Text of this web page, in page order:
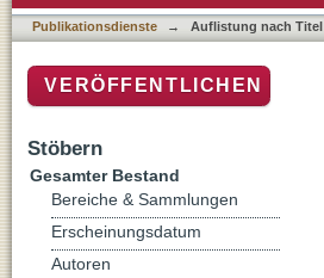
Publikationsdienste → Auflistung nach Titel
VERÖFFENTLICHEN
Stöbern
Gesamter Bestand
Bereiche & Sammlungen
Erscheinungsdatum
Autoren